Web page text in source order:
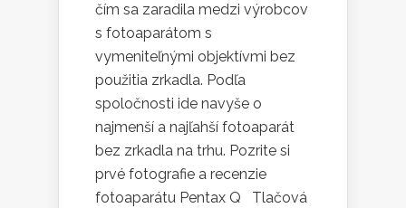
čím sa zaradila medzi výrobcov
s fotoaparátom s
vymeniteľnými objektívmi bez
použitia zrkadla. Podľa
spoločnosti ide navyše o
najmenší a najľahší fotoaparát
bez zrkadla na trhu. Pozrite si
prvé fotografie a recenzie
fotoaparátu Pentax Q Tlačová